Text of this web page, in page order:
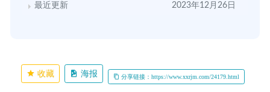
最近更新 2023年12月26日
收藏 海报 分享链接：https://www.xxrjm.com/24179.html